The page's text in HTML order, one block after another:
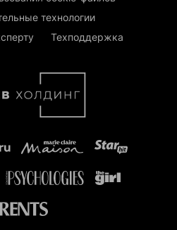
технологии
Техподдержка